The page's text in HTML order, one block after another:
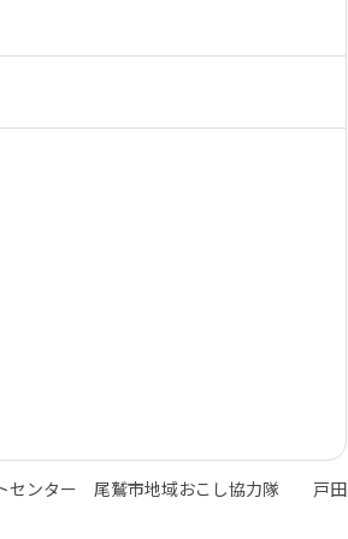
センター 尾鷲市地域おこし協力隊 戸田